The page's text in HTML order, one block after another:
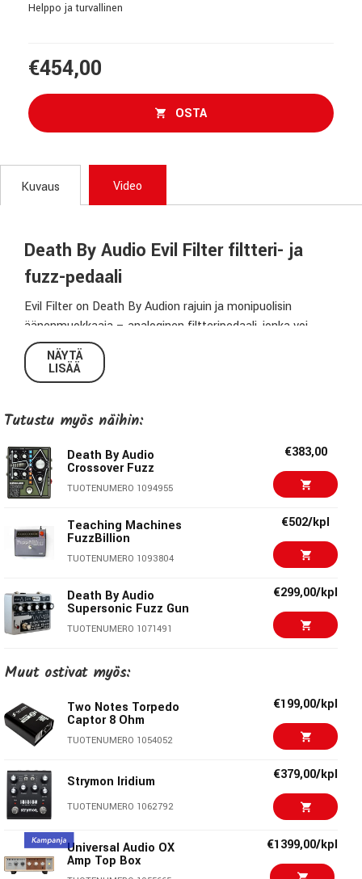
Helppo ja turvallinen
€454,00
OSTA
Kuvaus Video
Death By Audio Evil Filter filtteri- ja
fuzz-pedaali
Evil Filter on Death By Audion rajuin ja monipuolisin
äänenmuokkaaja – analoginen filtteripedaali, jonka voi
vääntää täysin äärirajoille asti. Se toimii loistavasti niin
kitaralle kuin syntetisaattoreillekin, ja tuo esiin uniikkeja
yliohjaustiloja kuten ylä- ja aloktaavit sekä envelope fold -
tarjoaa murskaavaa säröä ja invertroitua kompressiota.
Monipuoliset suodintoiminnot
High pass, band pass ja low pass
-suodinvaihtoehdot
muokkaukseen
Resonanssin säätö kahdessa moodissa
– hallitusta
kiillosta kaoottiseen piikkiin
Räjähtävä EVIL FUZZ -piiri
– perinteinen ja tuplateholla varustettu
Oma jalkakytkin ja säädin fuzzille
Blooming inverted compression
dynamiikkaa
Lisäominaisuudet ja ohjaus
CV/Expression-tulo:liikuta filtteriä synkronoidusti esim.
arpeggion tai ekspressiopedaalin mukaan
Volume-säädin:tarkkaan kokonaisvolyymin hallintaan
Toimii loistavasti:kitaroiden, syntikoiden ja jopa
NÄYTÄ
LISÄÄ
Tutustu myös näihin:
Death By Audio
Crossover Fuzz
TUOTENUMERO 1094955
€383,00
Teaching Machines
FuzzBillion
TUOTENUMERO 1093804
€502/kpl
Death By Audio
Supersonic Fuzz Gun
TUOTENUMERO 1071491
€299,00/kpl
EarthQuaker Devices
Gary - Pulse Width
TUOTENUMERO 1092573
Death By Audio Fuzz
TUOTENUMERO 1066234
€222,00/kpl
Solid Gold FX LYSIS
TUOTENUMERO 1072425
€239,00/kpl
Muut ostivat myös:
Two Notes Torpedo
Captor 8 Ohm
TUOTENUMERO 1054052
€199,00/kpl
Strymon Iridium
TUOTENUMERO 1062792
€379,00/kpl
Universal Audio OX
Amp Top Box
€1399,00/kpl